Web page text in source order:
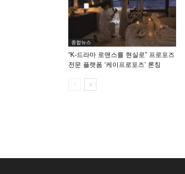
종합뉴스
“K-드라마 로맨스를 현실로” 프로포즈
전문 플랫폼 ‘케이프로포즈’ 론칭